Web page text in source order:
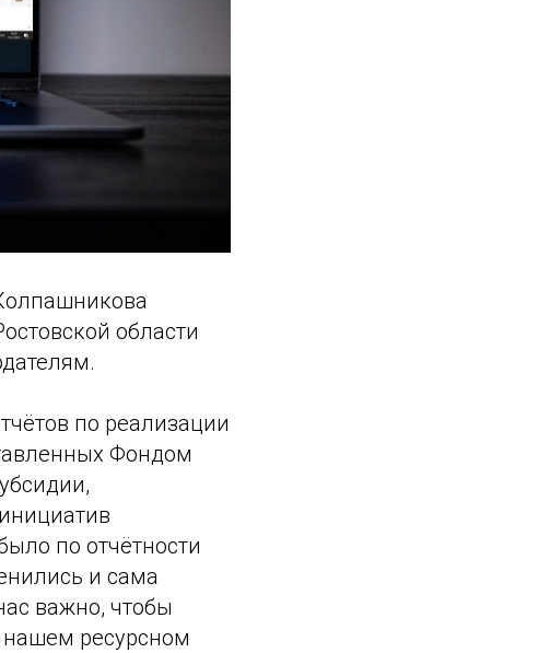
области
по реализации
Фондом
по отчётности
и сама
важно, чтобы
ресурсном